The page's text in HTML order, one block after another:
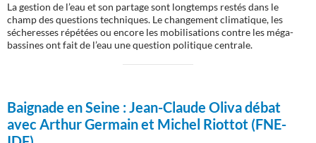
La gestion de l’eau et son partage sont longtemps restés dans le
champ des questions techniques. Le changement climatique, les
sécheresses répétées ou encore les mobilisations contre les méga-
bassines ont fait de l’eau une question politique centrale.
Baignade en Seine :Jean-Claude Oliva débat
avec Arthur Germain et Michel Riottot (FNE-